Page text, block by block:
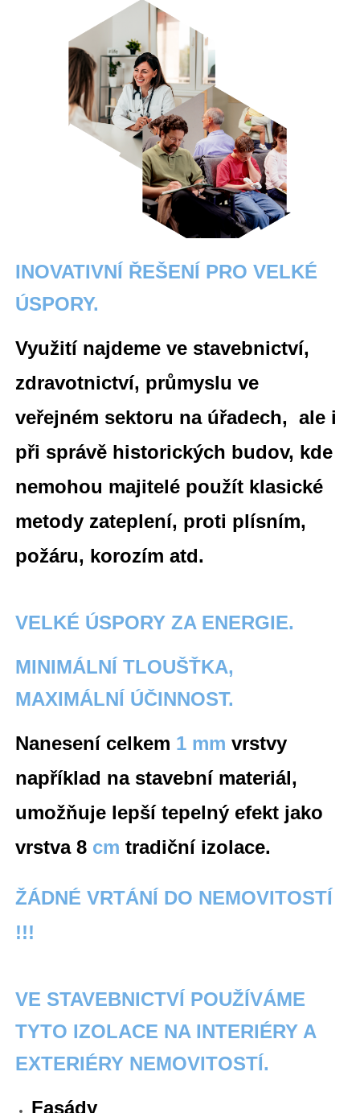
INOVATIVNÍ ŘEŠENÍ PRO VELKÉ
ÚSPORY.
Využitínajdeme ve stavebnictví,
zdravotnictví, průmyslu ve
veřejném sektoru na úřadech, ale i
při správě historických budov, kde
nemohou majitelé použít klasické
metody zateplení, proti plísním,
požáru, korozím atd.
VELKÉ ÚSPORY ZA ENERGIE.
MINIMÁLNÍ TLOUŠŤKA,
MAXIMÁLNÍ ÚČINNOST.
Nanesení celkem 1 mm vrstvy
například na stavební materiál,
umožňuje lepší tepelný efekt jako
vrstva 8 cm tradiční izolace.
ŽÁDNÉ VRTÁNÍ DO NEMOVITOSTÍ
!!!
VE STAVEBNICTVÍ POUŽÍVÁME
TYTO IZOLACE NA INTERIÉRY A
EXTERIÉRY NEMOVITOSTÍ.
Fasády